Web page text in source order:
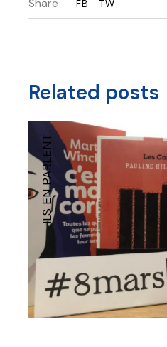
Share FB TW
Related posts
ILS EN PARLENT